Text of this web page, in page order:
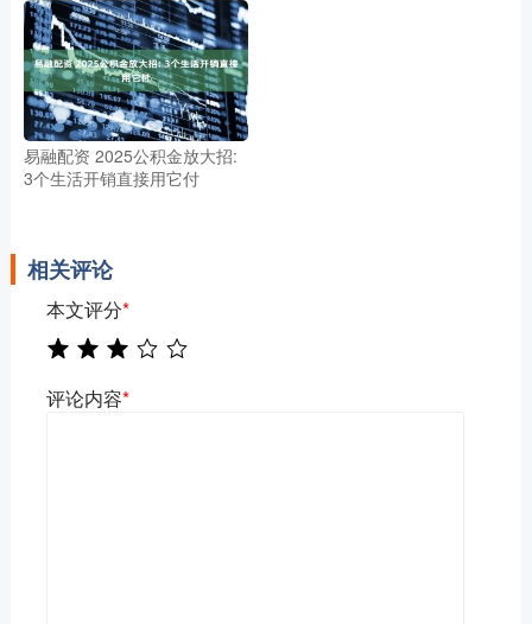
易融配资 2025公积金放大招:
3个生活开销直接用它付
相关评论
本文评分*
评论内容*